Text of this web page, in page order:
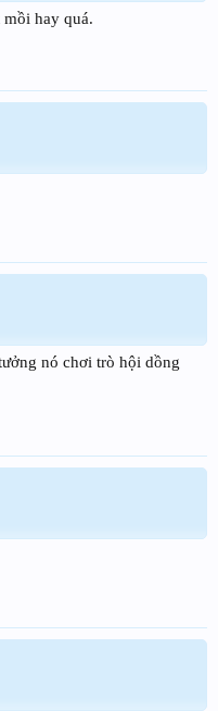
hay quá.
nó chơi trò hội dồng